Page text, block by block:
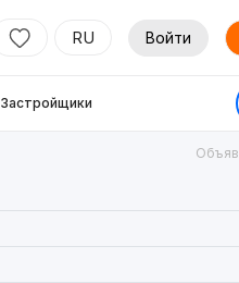
RU Войти
Застройщики